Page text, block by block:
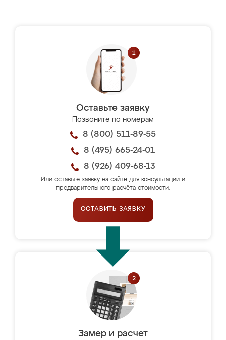
Оставьте заявку
Позвоните по номерам
8 (800) 511-89-55
8 (495) 665-24-01
8 (926) 409-68-13
Или оставьте заявку на сайте для консультации и
предварительного расчёта стоимости.
ОСТАВИТЬ ЗАЯВКУ
Замер и расчет